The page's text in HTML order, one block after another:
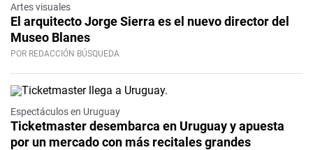
Artes visuales
El arquitecto Jorge Sierra es el nuevo director del
Museo Blanes
POR REDACCIÓN BÚSQUEDA
Espectáculos en Uruguay
Ticketmaster desembarca en Uruguay y apuesta
por un mercado con más recitales grandes